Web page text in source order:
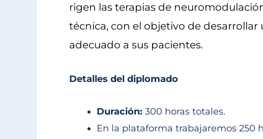
rigen las terapias de
técnica, con el objetivo de
adecuado a sus pacientes.
Detalles del diplomado
Duración: 300 horas totales.
En la plataforma trabajaremos 250